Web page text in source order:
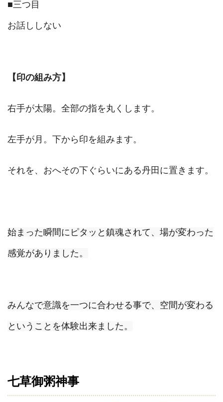
■三つ目
お話ししない
【印の組み方】
右手が太陽。全部の指を丸くし ます。
左手が月。下から印を組みます。
それを、おへその下ぐらいにある丹田に置きます。
始まった瞬間にピタッと鎮魂されて、 場が変わった
感覚がありました。
みんなで意識を一つに合わせる事で、 空間が変わる
ということを体験出来ました。
七草御粥神事